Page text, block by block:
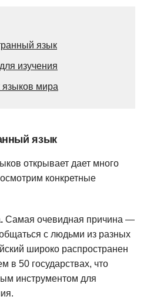
язык
изучения
мира
язык
открывает дает много
конкретные
Самая очевидная причина —
с людьми из разных
широко распространен
в 50 государствах, что
инструментом для